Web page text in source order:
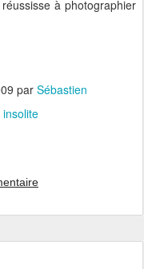
à photographier
par Sébastien